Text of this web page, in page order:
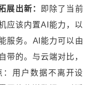
展出新：
即除了当前
应该内置AI能力，以
服务。AI能力可以由
带的。与云端对比，
用户数据不离开设